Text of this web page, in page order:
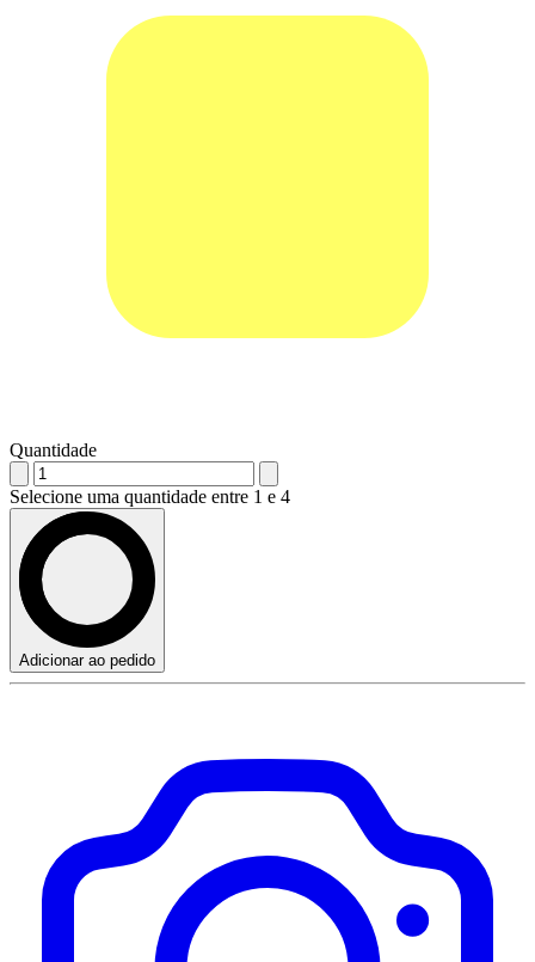
Quantidade
Selecione uma quantidade entre 1 e 4
Adicionar ao pedido